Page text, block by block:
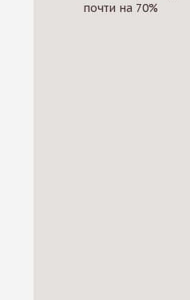
почти на 70%